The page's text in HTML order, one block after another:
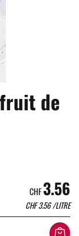
de
CHF3.56
CHF3.56/LITRE